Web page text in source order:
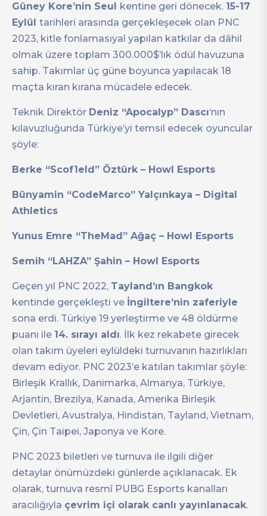
Güney Kore’nin Seul
kentine geri dönecek. 15-17
Eylül tarihleri arasında gerçekleşecek olan PNC
2023, kitle fonlamasıyal yapılan katkılar da dâhil
olmak üzere toplam 300.000$’lık ödül havuzuna
sahip. Takımlar üç güne boyunca yapılacak 18
maçta kıran kırana mücadele edecek.
Teknik Direktör Deniz “Apocalyp” Dascı‘nın
kılavuzluğunda Türkiye’yi temsil edecek oyuncular
şöyle:
Berke “Scof1eld” Öztürk – Howl Esports
Bünyamin “CodeMarco” Yalçınkaya – Digital
Athletics
Yunus Emre “TheMad” Ağaç – Howl Esports
Semih “LAHZA” Şahin – Howl Esports
Geçen yıl PNC 2022, Tayland’ın Bangkok
kentinde gerçekleşti ve İngiltere’nin zaferiyle
sona erdi. Türkiye 19 yerleştirme ve 48 öldürme
puanı ile 14. sırayı aldı. İlk kez rekabete girecek
olan takım üyeleri eylüldeki turnuvanın hazırlıkları
devam ediyor. PNC 2023’e katılan takımlar şöyle:
Birleşik Krallık, Danimarka, Almanya, Türkiye,
Arjantin, Brezilya, Kanada, Amerika Birleşik
Devletleri, Avustralya, Hindistan, Tayland, Vietnam,
Çin, Çin Taipei, Japonya ve Kore.
PNC 2023 biletleri ve turnuva ile ilgili diğer
detaylar önümüzdeki günlerde açıklanacak. Ek
olarak, turnuva resmî PUBG Esports kanalları
aracılığıyla çevrim içi olarak canlı yayınlanacak.